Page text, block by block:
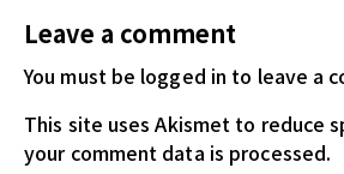
Leave a comment
You must be logged in to leave a
This site uses Akismet to reduce
your comment data is processed.